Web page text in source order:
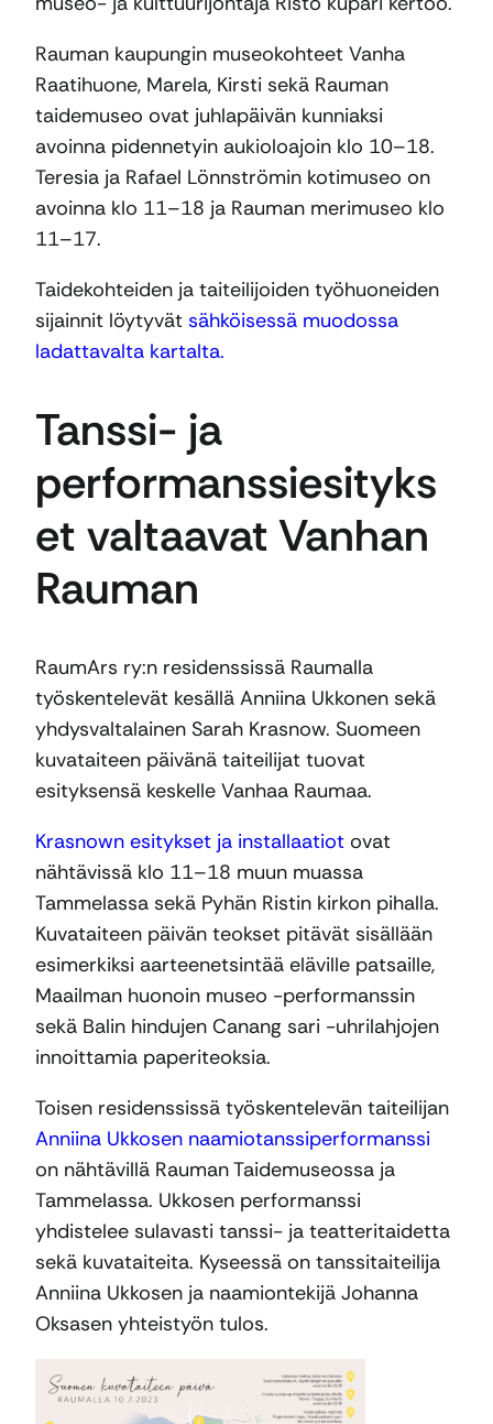
Rauman kaupungin museokohteet Vanha
Raatihuone, Marela, Kirsti sekä Rauman
taidemuseo ovat juhlapäivän kunniaksi
avoinna pidennetyin aukioloajoin klo 10–18.
Teresia ja Rafael Lönnströmin kotimuseo on
avoinna klo 11–18 ja Rauman merimuseo klo
11–17.
Taidekohteiden ja taiteilijoiden työhuoneiden
sijainnit löytyvät sähköisessä muodossa
ladattavalta kartalta.
Tanssi- ja
performanssiesityks
et valtaavat Vanhan
Rauman
RaumArs ry:n residenssissä Raumalla
työskentelevät kesällä Anniina Ukkonen sekä
yhdysvaltalainen Sarah Krasnow. Suomeen
kuvataiteen päivänä taiteilijat tuovat
esityksensä keskelle Vanhaa Raumaa.
Krasnown esitykset ja installaatiot ovat
nähtävissä klo 11–18 muun muassa
Tammelassa sekä Pyhän Ristin kirkon pihalla.
Kuvataiteen päivän teokset pitävät sisällään
esimerkiksi aarteenetsintää eläville patsaille,
Maailman huonoin museo -performanssin
sekä Balin hindujen Canang sari -uhrilahjojen
innoittamia paperiteoksia.
Toisen residenssissä työskentelevän taiteilijan
Anniina Ukkosen naamiotanssiperformanssi
on nähtävillä Rauman Taidemuseossa ja
Tammelassa. Ukkosen performanssi
yhdistelee sulavasti tanssi- ja teatteritaidetta
sekä kuvataiteita. Kyseessä on tanssitaiteilija
Anniina Ukkosen ja naamiontekijä Johanna
Oksasen yhteistyön tulos.